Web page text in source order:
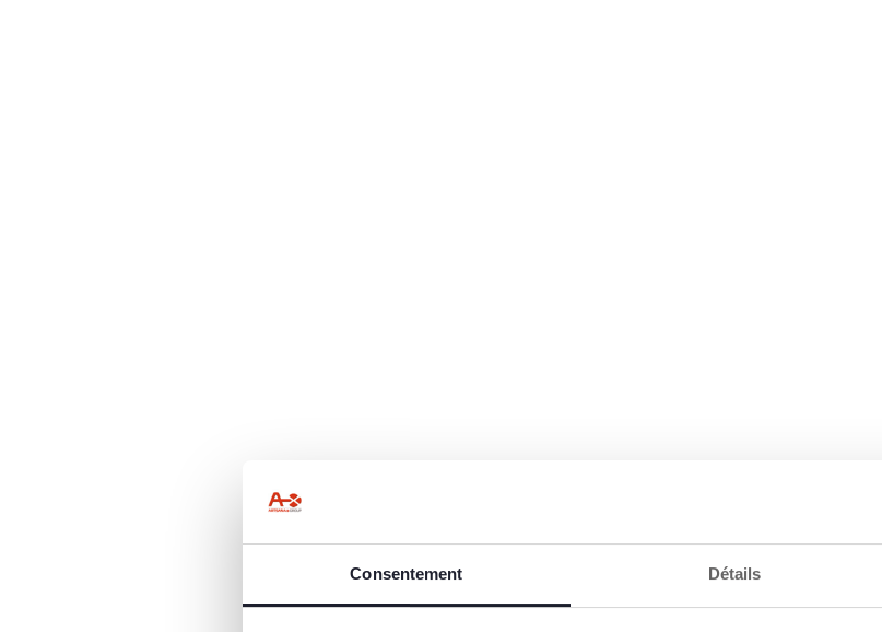
Consentement Détails